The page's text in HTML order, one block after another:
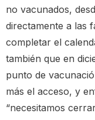
no vacunados,
directamente a las
completar el
también que en
punto de
más el acceso, y
“necesitamos